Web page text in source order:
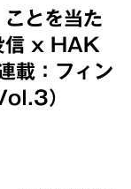
とを当た
信 x HAK
：フィン
）